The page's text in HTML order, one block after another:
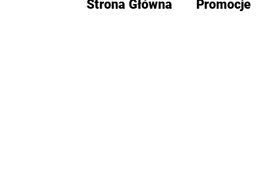
Strona Główna Promocje